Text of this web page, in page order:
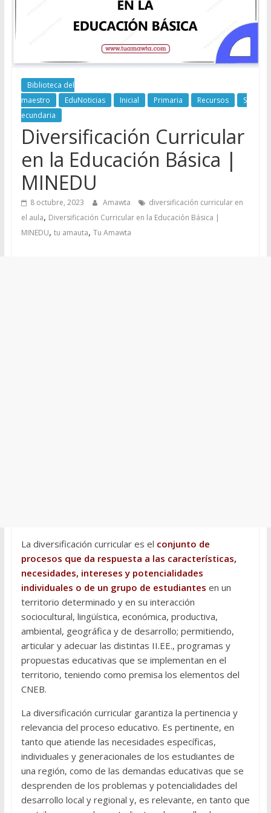
Biblioteca del
maestro
EduNoticias Inicial Primaria Recursos
S
ecundaria
Diversificación Curricular
en la Educación Básica |
MINEDU
8 octubre, 2023 Amawta
diversificación curricular en
el aula, Diversificación Curricular en la Educación Básica |
MINEDU, tu amauta, Tu Amawta
La diversificación curricular es el conjunto de
procesos que da respuesta a las características,
necesidades, intereses y potencialidades
individuales o de un grupo de estudiantes en un
territorio determinado y en su interacción
sociocultural, lingüística, económica, productiva,
ambiental, geográfica y de desarrollo; permitiendo,
articular y adecuar las distintas II.EE., programas y
propuestas educativas que se implementan en el
territorio, teniendo como premisa los elementos del
CNEB.
La diversificación curricular garantiza la pertinencia y
relevancia del proceso educativo. Es pertinente, en
tanto que atiende las necesidades específicas,
individuales y generacionales de los estudiantes de
una región, como de las demandas educativas que se
desprenden de los problemas y potencialidades del
desarrollo local y regional y, es relevante, en tanto que